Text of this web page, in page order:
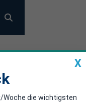
X
Woche die wichtigsten